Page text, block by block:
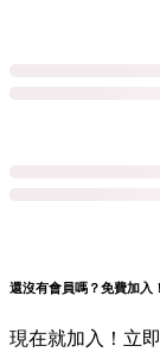
還沒有會員嗎？免費加入！
現在就加入！立